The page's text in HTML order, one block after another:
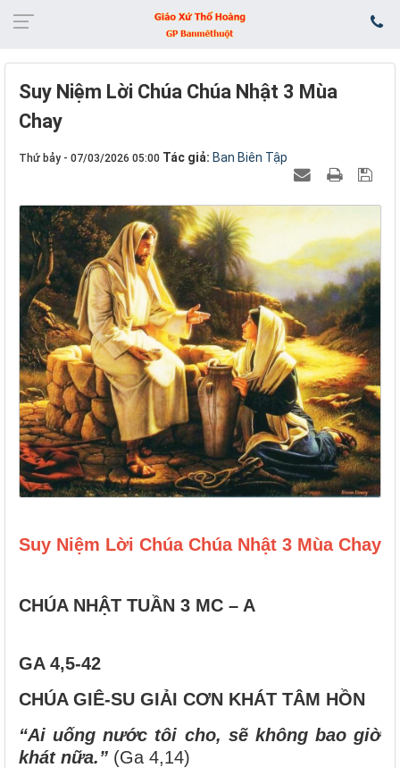
Suy Niệm Lời Chúa Chúa Nhật 3 Mùa
Chay
Thứ bảy - 07/03/2026 05:00 Tác giả: Ban Biên Tập
Suy Niệm Lời Chúa Chúa Nhật 3 Mùa Chay
CHÚA NHẬT TUẦN 3 MC – A
GA 4,5-42
CHÚA GIÊ-SU GIẢI CƠN KHÁT TÂM HỒN
“Ai uống nước tôi cho, sẽ không bao giờ
khát nữa.” (Ga 4,14)